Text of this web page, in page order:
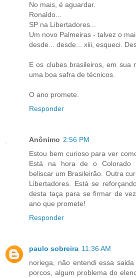
No mais, é aguardar.
Ronaldo...
SP na Libertadores...
Um novo Palmeiras - talvez o
desde... desde... xiii, esqueci.
E os clubes brasileiros, em sua
uma boa safra de técnicos.
O ano promete.
Responder
Anônimo 2:56 PM
Estou bem curioso para ver
Está na hora de o Colorado
beliscar um Brasileirão. Outra
Libertadores. Está se
desta taça para se firmar de
ano que promete!
Responder
paulo sobreira 11:36 AM
noriega, não entendi essa
porcos, algum problema do